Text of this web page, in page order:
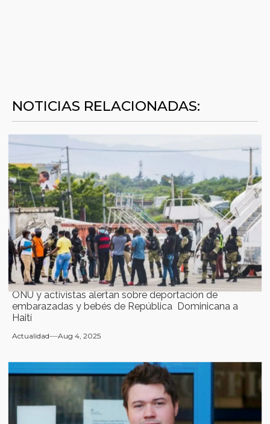
NOTICIAS RELACIONADAS:
ONU y activistas alertan sobre deportación de
embarazadas y bebés de República Dominicana a
Haití
Actualidad Aug 4, 2025